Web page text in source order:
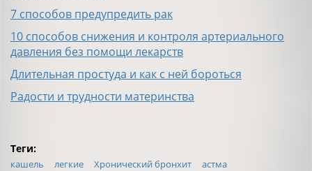
7 способов предупредить рак
10 способов снижения и контроля артериального
давления без помощи лекарств
Длительная простуда и как с ней бороться
Радости и трудности материнства
Теги:
кашель легкие Хронический бронхит
астма